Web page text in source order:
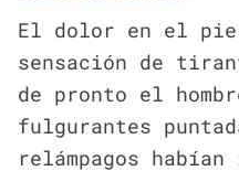
El dolor en el pie
sensación de
de pronto el
fulgurantes
relámpagos